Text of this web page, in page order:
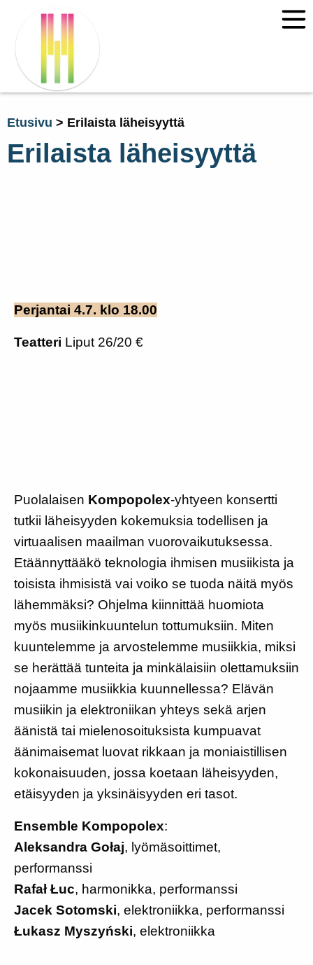
Etusivu > Erilaista läheisyyttä
Erilaista läheisyyttä
Perjantai 4.7. klo 18.00
Teatteri Liput 26/20 €
Puolalaisen Kompopolex-yhtyeen konsertti
tutkii läheisyyden kokemuksia todellisen ja
virtuaalisen maailman vuorovaikutuksessa.
Etäännyttääkö teknologia ihmisen musiikista ja
toisista ihmisistä vai voiko se tuoda näitä myös
lähemmäksi? Ohjelma kiinnittää huomiota
myös musiikinkuuntelun tottumuksiin. Miten
kuuntelemme ja arvostelemme musiikkia, miksi
se herättää tunteita ja minkälaisiin olettamuksiin
nojaamme musiikkia kuunnellessa? Elävän
musiikin ja elektroniikan yhteys sekä arjen
äänistä tai mielenosoituksista kumpuavat
äänimaisemat luovat rikkaan ja moniaistillisen
kokonaisuuden, jossa koetaan läheisyyden,
etäisyyden ja yksinäisyyden eri tasot.
Ensemble Kompopolex:
Aleksandra Gołaj, lyömäsoittimet,
performanssi
Rafał Łuc, harmonikka, performanssi
Jacek Sotomski, elektroniikka, performanssi
Łukasz Myszyński, elektroniikka